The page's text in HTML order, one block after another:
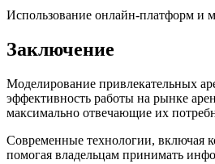
Использование онлайн-платформ и
Заключение
Моделирование привлекательных
эффективность работы на рынке
максимально отвечающие их
Современные технологии, включая
помогая владельцам принимать